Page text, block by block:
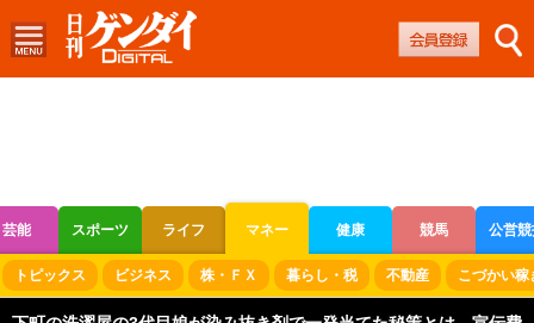
芸能 スポーツ ライフ マネー 健康 競馬 公営
ボートレース 競輪 オートレース
トピックス ビジネス 株・ＦＸ 暮らし・税 不動産 こづかい稼